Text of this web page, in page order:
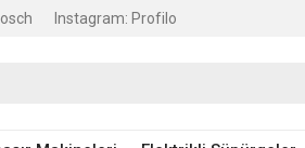
Instagram: Profilo